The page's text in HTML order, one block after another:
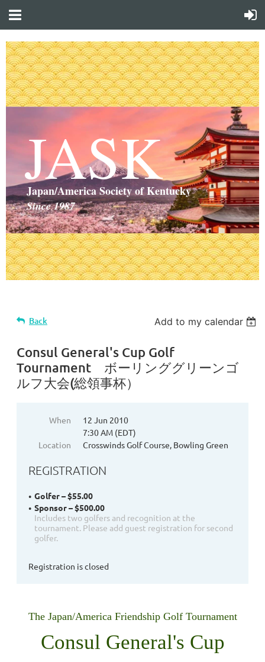
JASK
Japan/America Society of Kentucky
Since 1987
Back Add to my calendar
Consul General's Cup Golf
Tournament ボーリンググリーンゴ
ルフ大会(総領事杯）
When
12 Jun 2010
7:30 AM (EDT)
Location
Crosswinds Golf Course, Bowling Green
REGISTRATION
Golfer – $55.00
Sponsor – $500.00
Includes two golfers and recognition at the
tournament. Please add guest registration for second
golfer.
Registration is closed
The Japan/America Friendship Golf Tournament
Consul General's Cup